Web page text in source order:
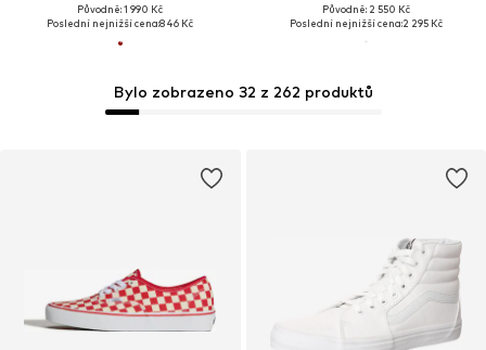
Původně: 1 990 Kč
Poslední nejnižší cena:846 Kč
Původně: 2 550 Kč
Poslední nejnižší cena:2 295 Kč
Bylo zobrazeno 32 z 262 produktů